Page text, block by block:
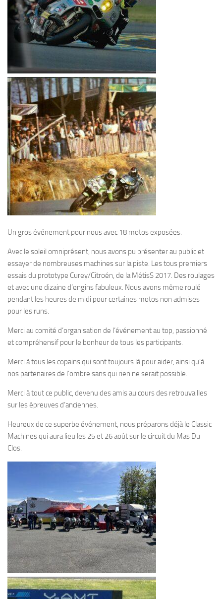
Un gros événement pour nous avec 18 motos exposées.
Avec le soleil omniprésent, nous avons pu présenter au public et
essayer de nombreuses machines sur la piste. Les tous premiers
essais du prototype Curey/Citroén, de la MétisS 2017. Des roulages
et avec une dizaine d’engins fabuleux. Nous avons même roulé
pendant les heures de midi pour certaines motos non admises
pour les runs.
Merci au comité d’organisation de l’événement au top, passionné
et compréhensif pour le bonheur de tous les participants.
Merci à tous les copains qui sont toujours là pour aider, ainsi qu’à
nos partenaires de l’ombre sans qui rien ne serait possible.
Merci à tout ce public, devenu des amis au cours des retrouvailles
sur les épreuves d’anciennes.
Heureux de ce superbe événement, nous préparons déjà le Classic
Machines qui aura lieu les 25 et 26 août sur le circuit du Mas Du
Clos.